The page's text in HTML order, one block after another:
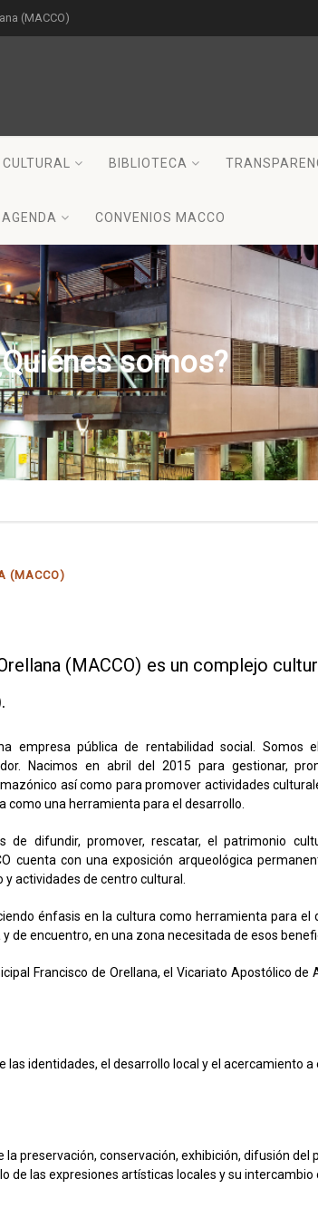
(MACCO)
BIBLIOTECA
AGENDA CONVENIOS MACCO
somos?
(MACCO)
(MACCO) es un complejo
empresa pública de rentabilidad social. Somos
Nacimos en abril del 2015 para gestionar,
así como para promover actividades
como una herramienta para el desarrollo.
de difundir, promover, rescatar, el patrimonio
cuenta con una exposición arqueológica
actividades de centro cultural.
énfasis en la cultura como herramienta para el
encuentro, en una zona necesitada de esos
Francisco de Orellana, el Vicariato Apostólico de
identidades, el desarrollo local y el acercamiento
preservación, conservación, exhibición, difusión
de las expresiones artísticas locales y su